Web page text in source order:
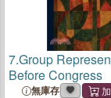
7.Group
Before Congress
無庫存